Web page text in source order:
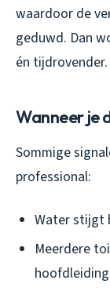
waardoor de
geduwd. Dan
én tijdrovender.
Wanneer je
Sommige
professional:
Water stijgt
Meerdere